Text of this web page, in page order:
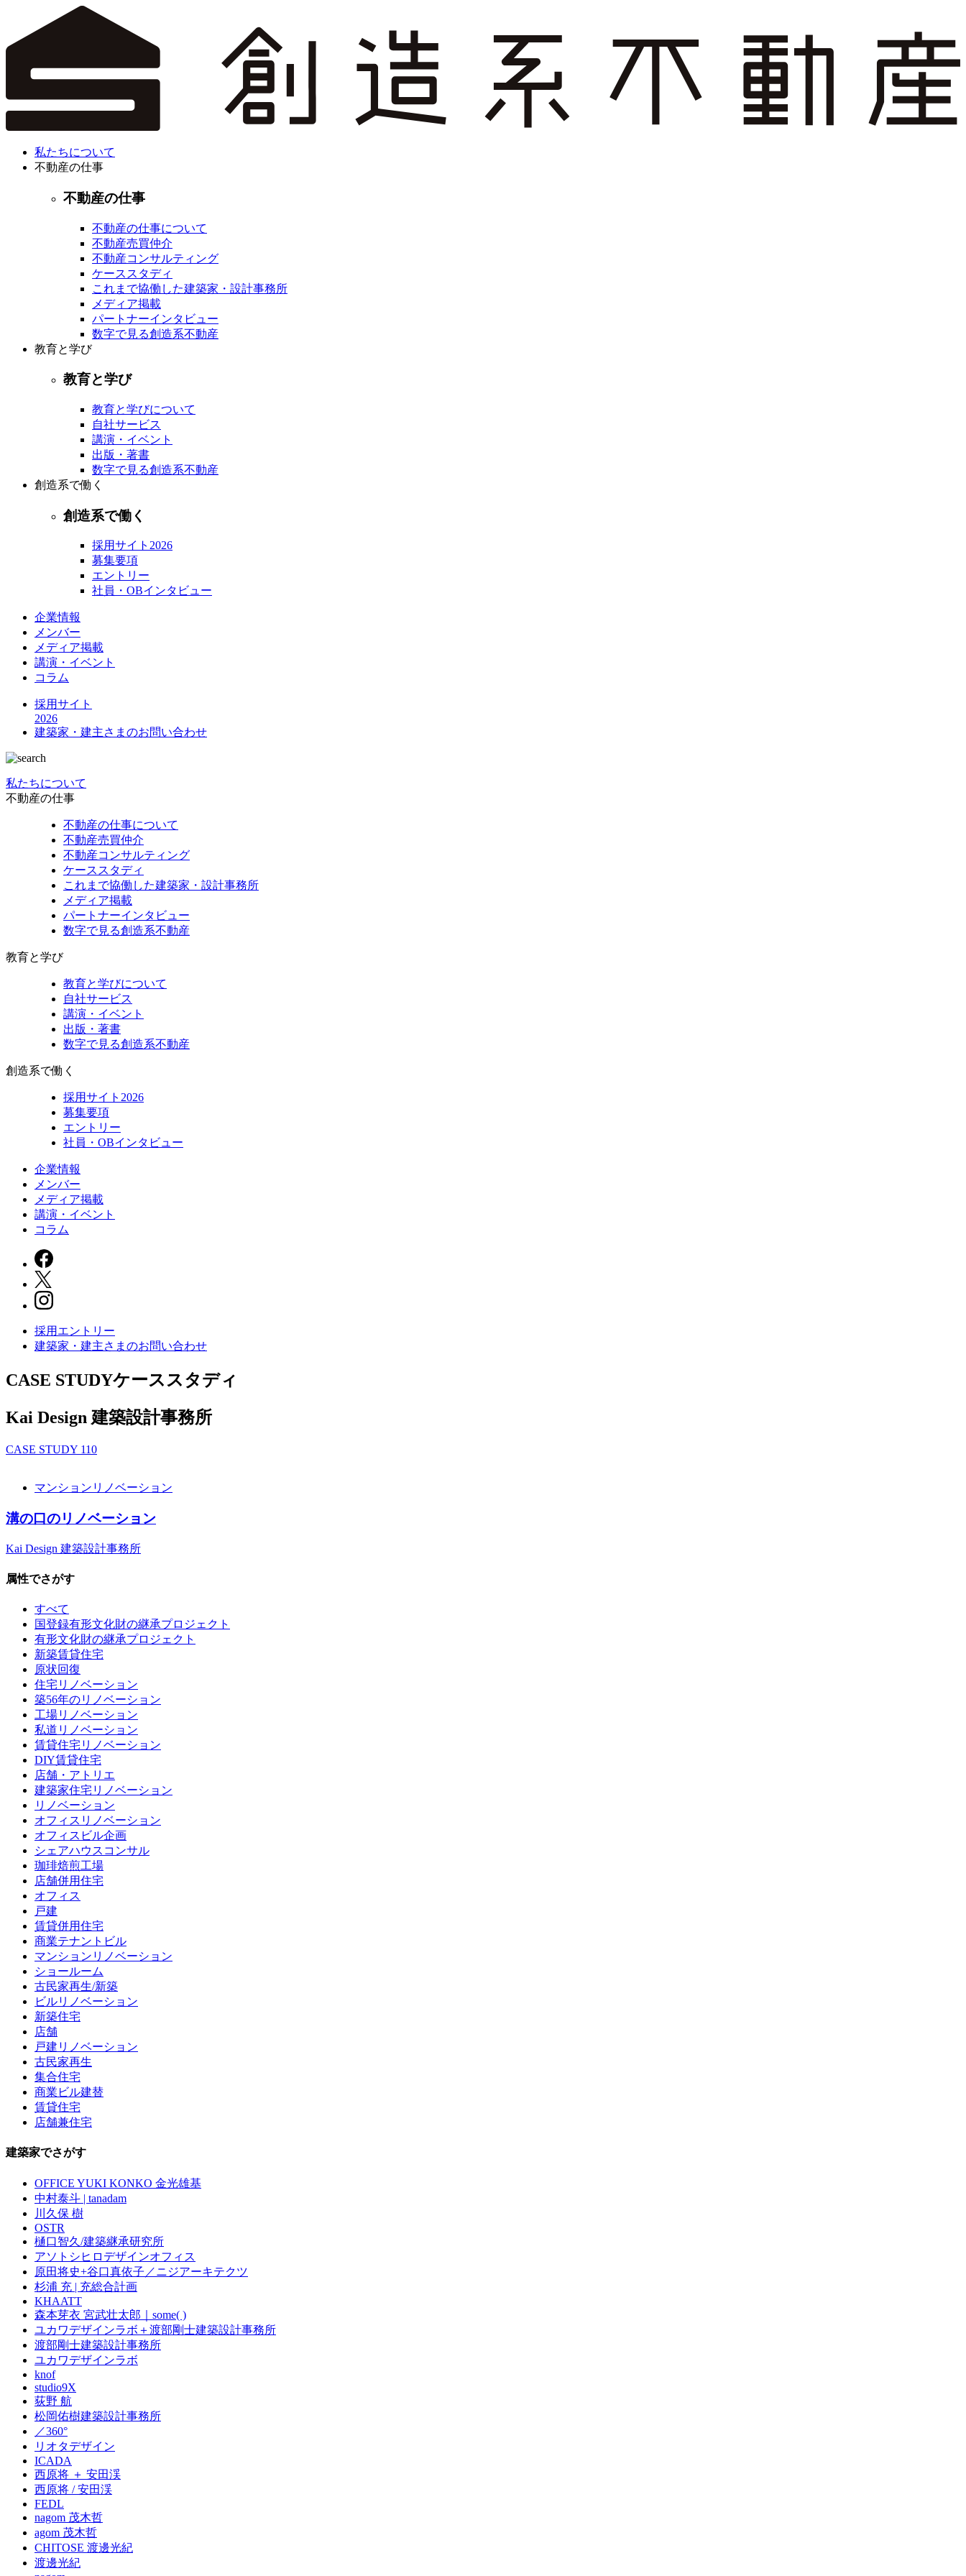
私たちについて
不動産の仕事
不動産の仕事
不動産の仕事について
不動産売買仲介
不動産コンサルティング
ケーススタディ
これまで協働した建築家・設計事務所
メディア掲載
パートナーインタビュー
数字で見る創造系不動産
教育と学び
教育と学び
教育と学びについて
自社サービス
講演・イベント
出版・著書
数字で見る創造系不動産
創造系で働く
創造系で働く
採用サイト2026
募集要項
エントリー
社員・OBインタビュー
企業情報
メンバー
メディア掲載
講演・イベント
コラム
採用サイト
2026
建築家・建主さまのお問い合わせ
私たちについて
不動産の仕事
不動産の仕事について
不動産売買仲介
不動産コンサルティング
ケーススタディ
これまで協働した建築家・設計事務所
メディア掲載
パートナーインタビュー
数字で見る創造系不動産
教育と学び
教育と学びについて
自社サービス
講演・イベント
出版・著書
数字で見る創造系不動産
創造系で働く
採用サイト2026
募集要項
エントリー
社員・OBインタビュー
企業情報
メンバー
メディア掲載
講演・イベント
コラム
採用エントリー
建築家・建主さまのお問い合わせ
CASE STUDYケーススタディ
Kai Design 建築設計事務所
CASE STUDY 110
マンションリノベーション
溝の口のリノベーション
Kai Design 建築設計事務所
属性でさがす
すべて
国登録有形文化財の継承プロジェクト
有形文化財の継承プロジェクト
新築賃貸住宅
原状回復
住宅リノベーション
築56年のリノベーション
工場リノベーション
私道リノベーション
賃貸住宅リノベーション
DIY賃貸住宅
店舗・アトリエ
建築家住宅リノベーション
リノベーション
オフィスリノベーション
オフィスビル企画
シェアハウスコンサル
珈琲焙煎工場
店舗併用住宅
オフィス
戸建
賃貸併用住宅
商業テナントビル
マンションリノベーション
ショールーム
古民家再生/新築
ビルリノベーション
新築住宅
店舗
戸建リノベーション
古民家再生
集合住宅
商業ビル建替
賃貸住宅
店舗兼住宅
建築家でさがす
OFFICE YUKI KONKO 金光雄基
中村泰斗 | tanadam
川久保 樹
OSTR
樋口智久/建築継承研究所
アソトシヒロデザインオフィス
原田将史+谷口真依子／ニジアーキテクツ
杉浦 充 | 充総合計画
KHAATT
森本芽衣 宮武壮太郎｜some( )
ユカワデザインラボ＋渡部剛士建築設計事務所
渡部剛士建築設計事務所
ユカワデザインラボ
knof
studio9X
荻野 航
松岡佑樹建築設計事務所
／360°
リオタデザイン
ICADA
西原将 ＋ 安田渓
西原将 / 安田渓
FEDL
nagom 茂木哲
agom 茂木哲
CHITOSE 渡邊光紀
渡邊光紀